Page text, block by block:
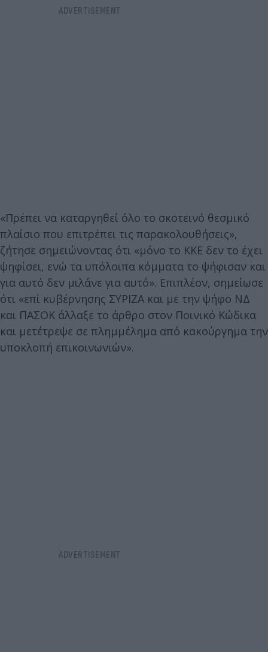
«Πρέπει να καταργηθεί όλο το σκοτεινό θεσμικό
πλαίσιο που επιτρέπει τις παρακολουθήσεις»,
ζήτησε σημειώνοντας ότι «μόνο το ΚΚΕ δεν το έχει
ψηφίσει, ενώ τα υπόλοιπα κόμματα το ψήφισαν και
για αυτό δεν μιλάνε για αυτό». Επιπλέον, σημείωσε
ότι «επί κυβέρνησης ΣΥΡΙΖΑ και με την ψήφο ΝΔ
και ΠΑΣΟΚ άλλαξε το άρθρο στον Ποινικό Κώδικα
και μετέτρεψε σε πλημμέλημα από κακούργημα την
υποκλοπή επικοινωνιών».